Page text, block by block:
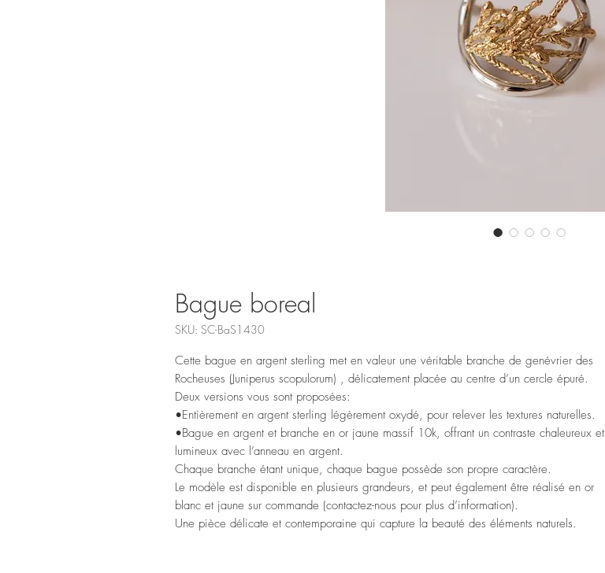
Bague boreal
SKU: SC-BaS1430
Cette bague en argent sterling met en valeur une véritable branche de genévrier des
Rocheuses (Juniperus scopulorum) , délicatement placée au centre d’un cercle épuré.
Deux versions vous sont proposées:
•Entièrement en argent sterling légèrement oxydé, pour relever les textures naturelles.
•Bague en argent et branche en or jaune massif 10k, offrant un contraste chaleureux et
lumineux avec l’anneau en argent.
Chaque branche étant unique, chaque bague possède son propre caractère.
Le modèle est disponible en plusieurs grandeurs, et peut également être réalisé en or
blanc et jaune sur commande (contactez-nous pour plus d’information).
Une pièce délicate et contemporaine qui capture la beauté des éléments naturels.